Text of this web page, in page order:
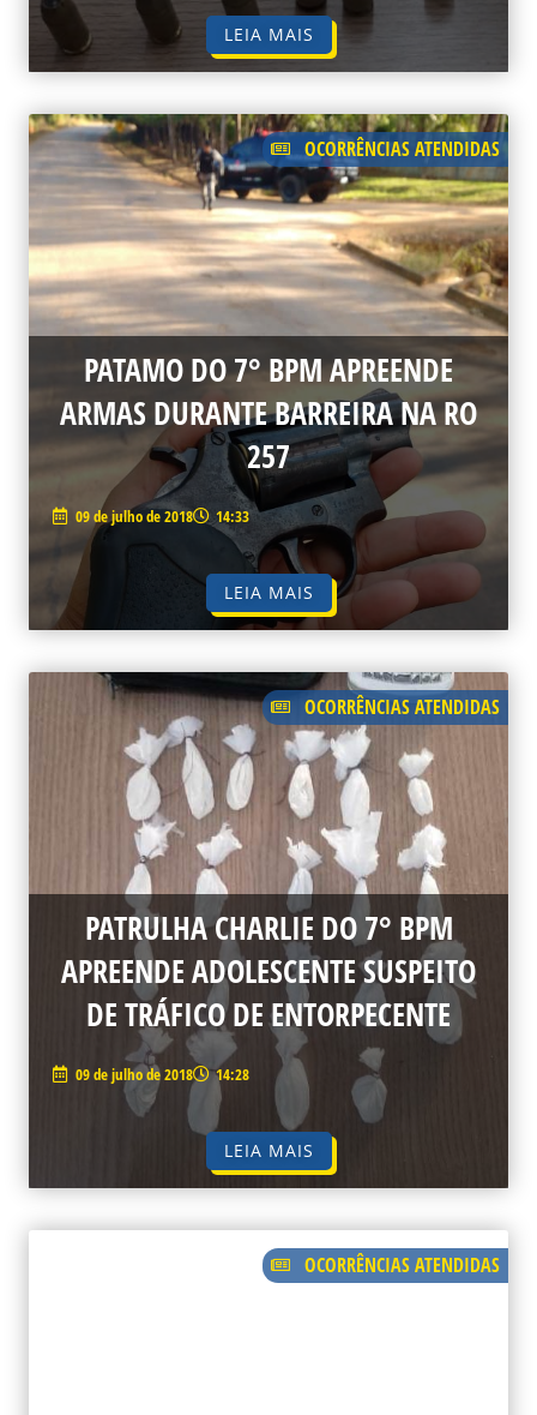
LEIA MAIS
OCORRÊNCIAS ATENDIDAS
PATAMO DO 7° BPM APREENDE
ARMAS DURANTE BARREIRA NA RO
257
09 de julho de 2018 14:33
LEIA MAIS
OCORRÊNCIAS ATENDIDAS
PATRULHA CHARLIE DO 7° BPM
APREENDE ADOLESCENTE SUSPEITO
DE TRÁFICO DE ENTORPECENTE
09 de julho de 2018 14:28
LEIA MAIS
OCORRÊNCIAS ATENDIDAS